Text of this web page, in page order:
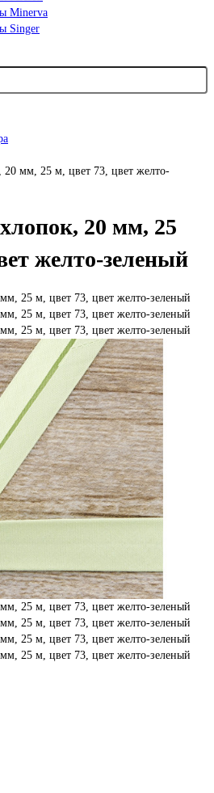
Minerva
Singer
20 мм, 25 м, цвет 73, цвет желто-
20 мм, 25
желто-зеленый